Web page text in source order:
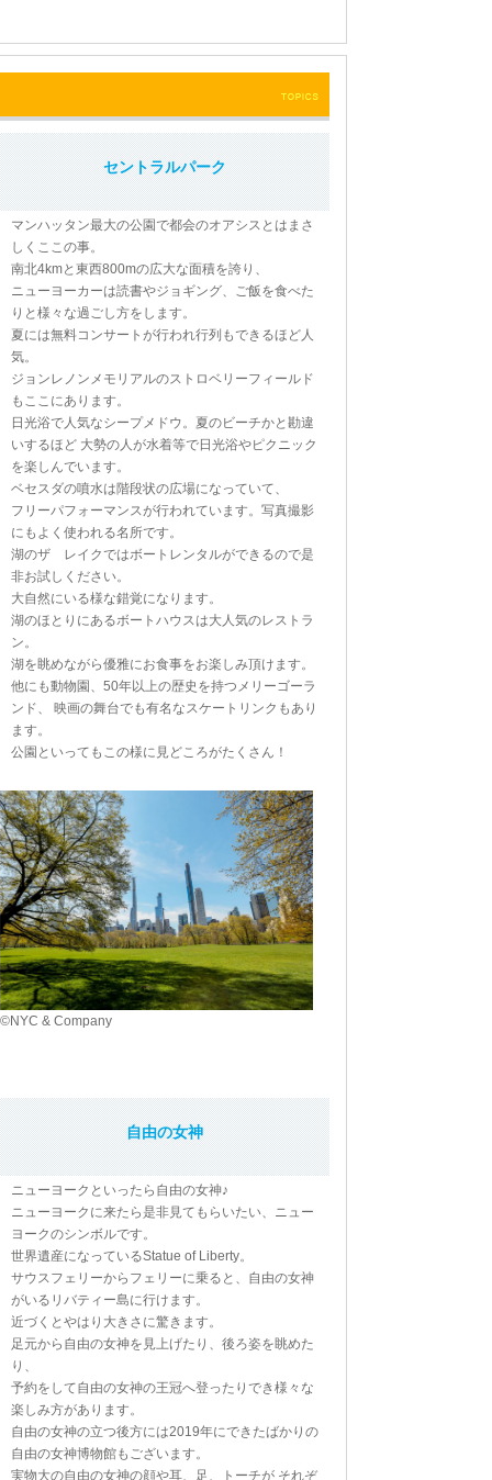
セントラルパーク
マンハッタン最大の公園で都会のオアシスとはまさ
しくここの事。
南北4kmと東西800mの広大な面積を誇り、
ニューヨーカーは読書やジョギング、ご飯を食べた
りと様々な過ごし方をします。
夏には無料コンサートが行われ行列もできるほど人
気。
ジョンレノンメモリアルのストロベリーフィールド
もここにあります。
日光浴で人気なシープメドウ。夏のビーチかと勘違
いするほど 大勢の人が水着等で日光浴やピクニック
を楽しんでいます。
ベセスダの噴水は階段状の広場になっていて、
フリーパフォーマンスが行われています。写真撮影
にもよく使われる名所です。
湖のザ レイクではボートレンタルができるので是
非お試しください。
大自然にいる様な錯覚になります。
湖のほとりにあるボートハウスは大人気のレストラ
ン。
湖を眺めながら優雅にお食事をお楽しみ頂けます。
他にも動物園、50年以上の歴史を持つメリーゴーラ
ンド、 映画の舞台でも有名なスケートリンクもあり
ます。
公園といってもこの様に見どころがたくさん！
©NYC & Company
自由の女神
ニューヨークといったら自由の女神♪
ニューヨークに来たら是非見てもらいたい、ニュー
ヨークのシンボルです。
世界遺産になっているStatue of Liberty。
サウスフェリーからフェリーに乗ると、自由の女神
がいるリバティー島に行けます。
近づくとやはり大きさに驚きます。
足元から自由の女神を見上げたり、後ろ姿を眺めた
り、
予約をして自由の女神の王冠へ登ったりでき様々な
楽しみ方があります。
自由の女神の立つ後方には2019年にできたばかりの
自由の女神博物館もございます。
実物大の自由の女神の顔や耳、足、トーチが それぞ